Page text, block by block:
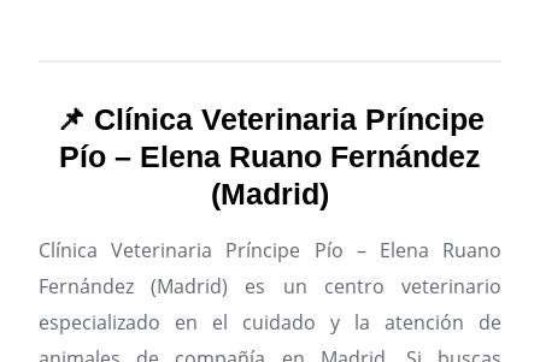
📌 Clínica Veterinaria Príncipe
Pío – Elena Ruano Fernández
(Madrid)
Clínica Veterinaria Príncipe Pío – Elena Ruano
Fernández (Madrid) es un centro veterinario
especializado en el cuidado y la atención de